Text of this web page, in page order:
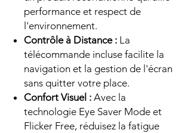
performance et respect de
l'environnement.
Contrôle à Distance : La
télécommande incluse facilite la
navigation et la gestion de l'écran
sans quitter votre place.
Confort Visuel : Avec la
technologie Eye Saver Mode et
Flicker Free, réduisez la fatigue